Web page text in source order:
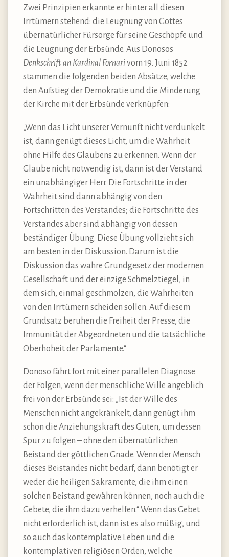
Zwei Prinzipien erkannte er hinter all diesen
Irrtümern stehend: die Leugnung von Gottes
übernatürlicher Fürsorge für seine Geschöpfe und
die Leugnung der Erbsünde. Aus Donosos
Denkschrift an Kardinal Fornarivom 19. Juni 1852
stammen die folgenden beiden Absätze, welche
den Aufstieg der Demokratie und die Minderung
der Kirche mit der Erbsünde verknüpfen:
„Wenn das Licht unsererVernunft nicht verdunkelt
ist, dann genügt dieses Licht, um die Wahrheit
ohne Hilfe des Glaubens zu erkennen. Wenn der
Glaube nicht notwendig ist, dann ist der Verstand
ein unabhängiger Herr. Die Fortschritte in der
Wahrheit sind dann abhängig von den
Fortschritten des Verstandes; die Fortschritte des
Verstandes aber sind abhängig von dessen
beständiger Übung. Diese Übung vollzieht sich
am besten in der Diskussion. Darum ist die
Diskussion das wahre Grundgesetz der modernen
Gesellschaft und der einzige Schmelztiegel, in
dem sich, einmal geschmolzen, die Wahrheiten
von den Irrtümern scheiden sollen. Auf diesem
Grundsatz beruhen die Freiheit der Presse, die
Immunität der Abgeordneten und die tatsächliche
Oberhoheit der Parlamente.“
Donoso fährt fort mit einer parallelen Diagnose
der Folgen, wenn der menschliche Wille angeblich
frei von der Erbsünde sei: „Ist der Wille des
Menschen nicht angekränkelt, dann genügt ihm
schon die Anziehungskraft des Guten, um dessen
Spur zu folgen – ohne den übernatürlichen
Beistand der göttlichen Gnade. Wenn der Mensch
dieses Beistandes nicht bedarf, dann benötigt er
weder die heiligen Sakramente, die ihm einen
solchen Beistand gewähren können, noch auch die
Gebete, die ihm dazu verhelfen.“ Wenn das Gebet
nicht erforderlich ist, dann ist es also müßig, und
so auch das kontemplative Leben und die
kontemplativen religiösen Orden, welche